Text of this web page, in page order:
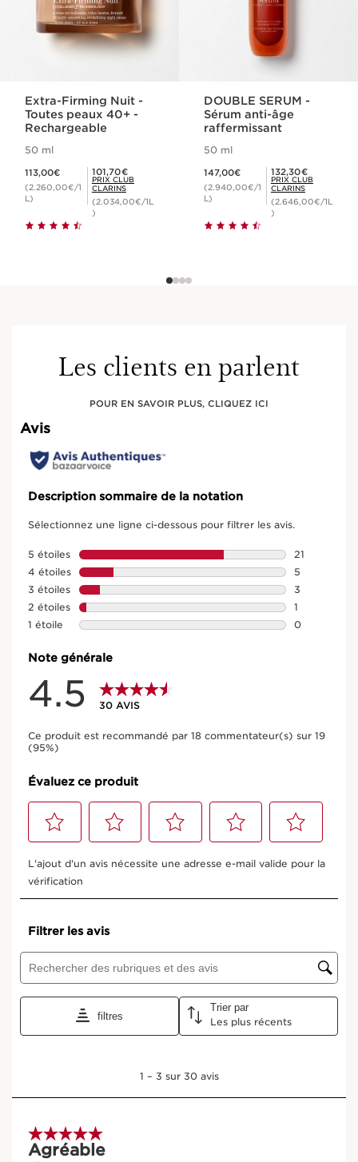
Extra-Firming Nuit -
Toutes peaux 40+ -
Rechargeable
50 ml
113,00€
(2.260,00€/1
L)
Prix Club Clarins 101,70€
101,70€
PRIX CLUB
CLARINS
(2.034,00€/1L
)
DOUBLE SERUM -
Sérum anti-âge
raffermissant
50 ml
147,00€
(2.940,00€/1
L)
Prix Club Clarins 132,30€
132,30€
PRIX CLUB
CLARINS
(2.646,00€/1L
)
Les clients en parlent
POUR EN SAVOIR PLUS, CLIQUEZ ICI